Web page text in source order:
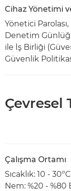
Cihaz Yönetimi
Yönetici
Denetim
ile İş Birliği
Güvenlik
Çevresel
Çalışma Ortamı
Sıcaklık: 10 - 30ºC
Nem: %20 - %80